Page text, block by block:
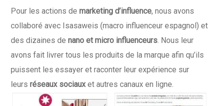
Pour les actions demarketing d’influence, nous avons
collaboré avec Isasaweis (macro influenceur espagnol) et
des dizaines denano et micro influenceurs . Nous leur
avons fait livrer tous les produits de la marque afin qu’ils
puissent les essayer et raconter leurexpérience sur
leurs réseaux sociaux et autres canaux en ligne.